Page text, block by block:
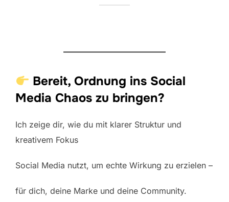
Bereit, Ordnung ins Social
Media Chaos zu bringen?
Ich zeige dir, wie du mit klarer Struktur und
kreativem Fokus
Social Media nutzt, um echte Wirkung zu erzielen –
für dich, deine Marke und deine Community.